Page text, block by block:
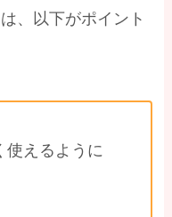
、以下がポイント
使えるように